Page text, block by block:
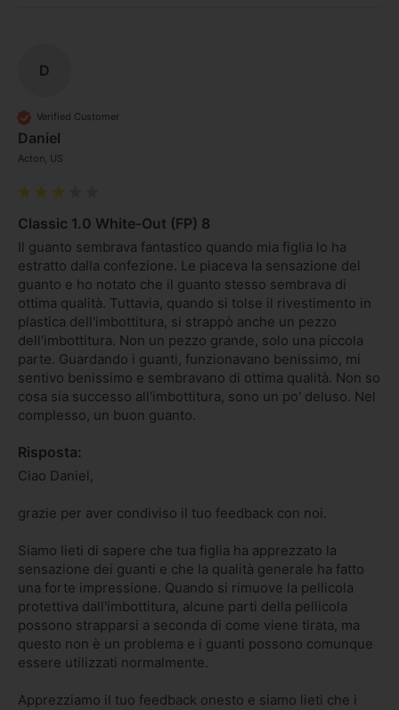
D
Verified Customer
Daniel
Acton, US
Classic 1.0 White-Out (FP) 8
Il guanto sembrava fantastico quando mia figlia lo ha
estratto dalla confezione. Le piaceva la sensazione del
guanto e ho notato che il guanto stesso sembrava di
ottima qualità. Tuttavia, quando si tolse il rivestimento in
plastica dell'imbottitura, si strappò anche un pezzo
dell'imbottitura. Non un pezzo grande, solo una piccola
parte. Guardando i guanti, funzionavano benissimo, mi
sentivo benissimo e sembravano di ottima qualità. Non so
cosa sia successo all'imbottitura, sono un po' deluso. Nel
complesso, un buon guanto.
Risposta:
Ciao Daniel,
grazie per aver condiviso il tuo feedback con noi.
Siamo lieti di sapere che tua figlia ha apprezzato la
sensazione dei guanti e che la qualità generale ha fatto
una forte impressione. Quando si rimuove la pellicola
protettiva dall'imbottitura, alcune parti della pellicola
possono strapparsi a seconda di come viene tirata, ma
questo non è un problema e i guanti possono comunque
essere utilizzati normalmente.
Apprezziamo il tuo feedback onesto e siamo lieti che i